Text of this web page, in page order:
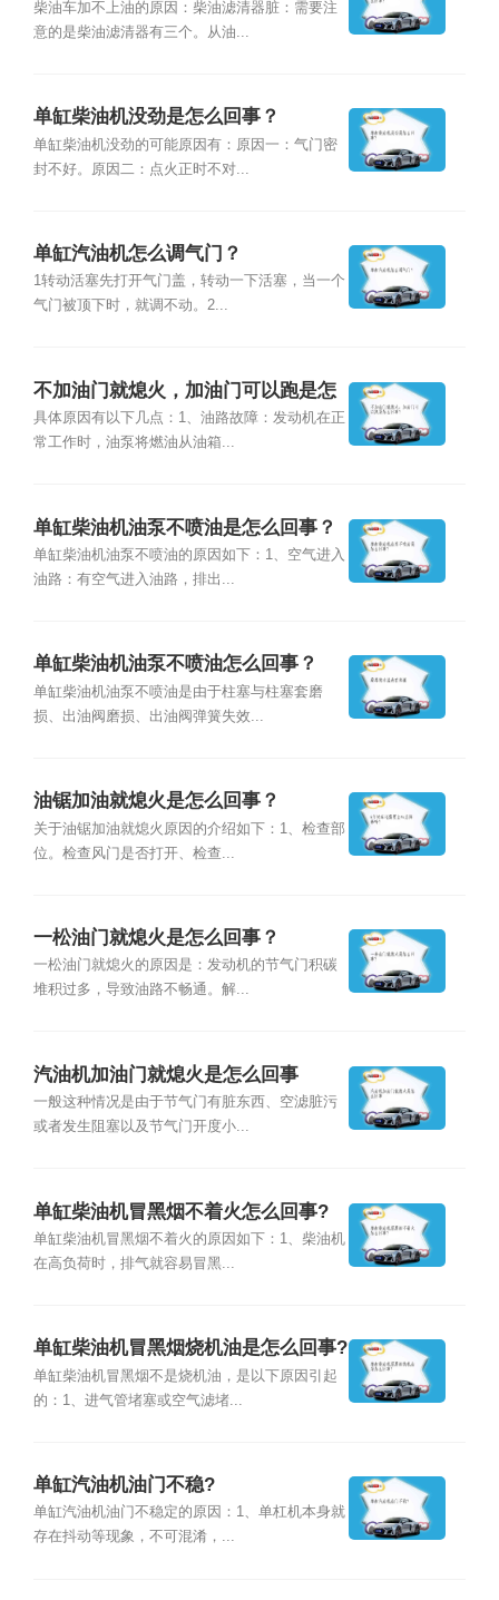
柴油车加不上油的原因：柴油滤清器脏：需要注
意的是柴油滤清器有三个。从油...
单缸柴油机没劲是怎么回事？
单缸柴油机没劲的可能原因有：原因一：气门密
封不好。原因二：点火正时不对...
单缸汽油机怎么调气门？
1转动活塞先打开气门盖，转动一下活塞，当一个
气门被顶下时，就调不动。2...
不加油门就熄火，加油门可以跑是怎
么回事？
具体原因有以下几点：1、油路故障：发动机在正
常工作时，油泵将燃油从油箱...
单缸柴油机油泵不喷油是怎么回事？
单缸柴油机油泵不喷油的原因如下：1、空气进入
油路：有空气进入油路，排出...
单缸柴油机油泵不喷油怎么回事？
单缸柴油机油泵不喷油是由于柱塞与柱塞套磨
损、出油阀磨损、出油阀弹簧失效...
油锯加油就熄火是怎么回事？
关于油锯加油就熄火原因的介绍如下：1、检查部
位。检查风门是否打开、检查...
一松油门就熄火是怎么回事？
一松油门就熄火的原因是：发动机的节气门积碳
堆积过多，导致油路不畅通。解...
汽油机加油门就熄火是怎么回事
一般这种情况是由于节气门有脏东西、空滤脏污
或者发生阻塞以及节气门开度小...
单缸柴油机冒黑烟不着火怎么回事?
单缸柴油机冒黑烟不着火的原因如下：1、柴油机
在高负荷时，排气就容易冒黑...
单缸柴油机冒黑烟烧机油是怎么回事?
单缸柴油机冒黑烟不是烧机油，是以下原因引起
的：1、进气管堵塞或空气滤堵...
单缸汽油机油门不稳?
单缸汽油机油门不稳定的原因：1、单杠机本身就
存在抖动等现象，不可混淆，...